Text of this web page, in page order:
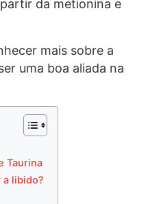
da metionina e
mais sobre a
uma boa aliada na
Taurina
a libido?